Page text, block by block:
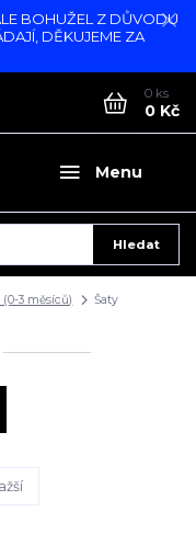
BOHUŽEL Z DŮVODU
DĚKUJEME ZA
Menu
Hledat
0 ks
0 Kč
(0-3 měsíců) Šaty